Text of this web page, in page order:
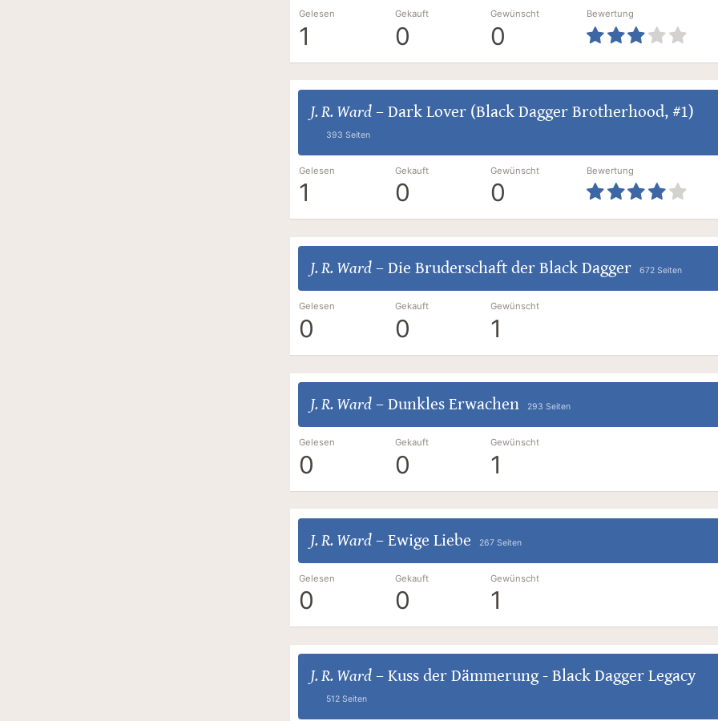
Gelesen
1
Gekauft
0
Gewünscht
0
Bewertung
J. R. Ward– Dark Lover (Black Dagger Brotherhood, #1)
393 Seiten
Gelesen
1
Gekauft
0
Gewünscht
0
Bewertung
J. R. Ward– Die Bruderschaft der Black Dagger 672 Seiten
Gelesen
0
Gekauft
0
Gewünscht
1
J. R. Ward– Dunkles Erwachen 293 Seiten
Gelesen
0
Gekauft
0
Gewünscht
1
J. R. Ward– Ewige Liebe 267 Seiten
Gelesen
0
Gekauft
0
Gewünscht
1
J. R. Ward– Kuss der Dämmerung - Black Dagger Legacy
512 Seiten